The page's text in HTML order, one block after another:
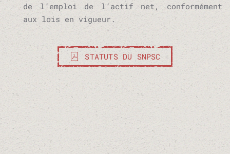
de l’emploi de l’actif net, conformément
aux lois en vigueur.
STATUTS DU SNPSC